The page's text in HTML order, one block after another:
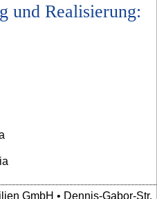
und Realisierung:
GmbH • Dennis-Gabor-Str.